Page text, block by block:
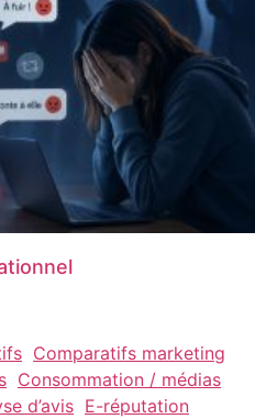
Comparatifs marketing
Consommation / médias
d’avis E-réputation